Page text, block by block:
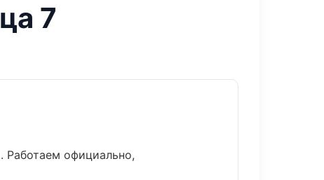
7
Работаем официально,